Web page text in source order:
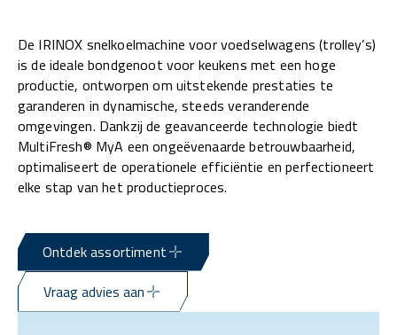
De IRINOX snelkoelmachine voor voedselwagens (trolley’s)
is de ideale bondgenoot voor keukens met een hoge
productie, ontworpen om uitstekende prestaties te
garanderen in dynamische, steeds veranderende
omgevingen. Dankzij de geavanceerde technologie biedt
MultiFresh® MyA een ongeëvenaarde betrouwbaarheid,
optimaliseert de operationele efficiëntie en perfectioneert
elke stap van het productieproces.
Ontdek assortiment
Vraag advies aan